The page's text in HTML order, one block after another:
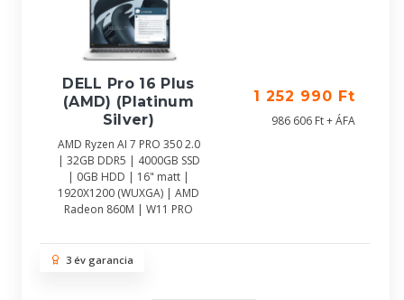
DELL Pro 16 Plus
(AMD) (Platinum
Silver)
AMD Ryzen AI 7 PRO 350 2.0
| 32GB DDR5 | 4000GB SSD
| 0GB HDD | 16" matt |
1920X1200 (WUXGA) | AMD
Radeon 860M | W11 PRO
1 252 990 Ft
986 606 Ft + ÁFA
3 év garancia